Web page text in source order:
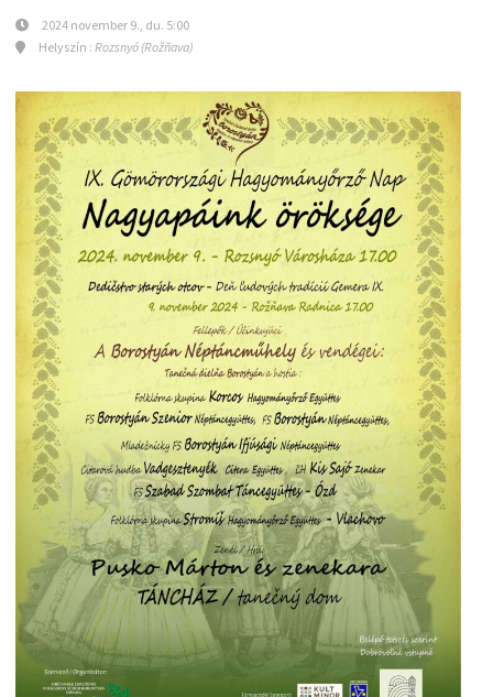
2024 november 9., du. 5:00
Helyszín : Rozsnyó (Rožňava)